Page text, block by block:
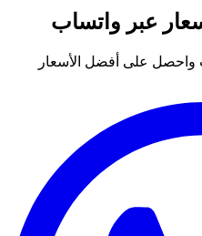
عبر واتساب
واحصل على أفضل الأسعار